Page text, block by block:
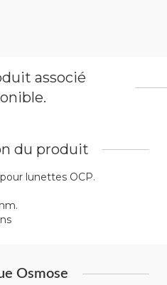
du produit
lunettes OCP.
Osmose
associé